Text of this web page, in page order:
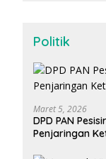
Politik
Maret 5, 2026
DPD PAN
Penjaringan